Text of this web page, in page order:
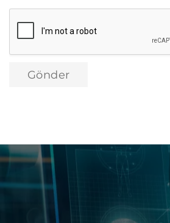
geçilmesi, anılan hizmetlere ve
tanıtım, pazarlama ve kampanya
medya, arama motorları, e-mail,
kanallarla gerçekleştirilmesi
içi veya yurt dışı merkezli dijital
Gönder